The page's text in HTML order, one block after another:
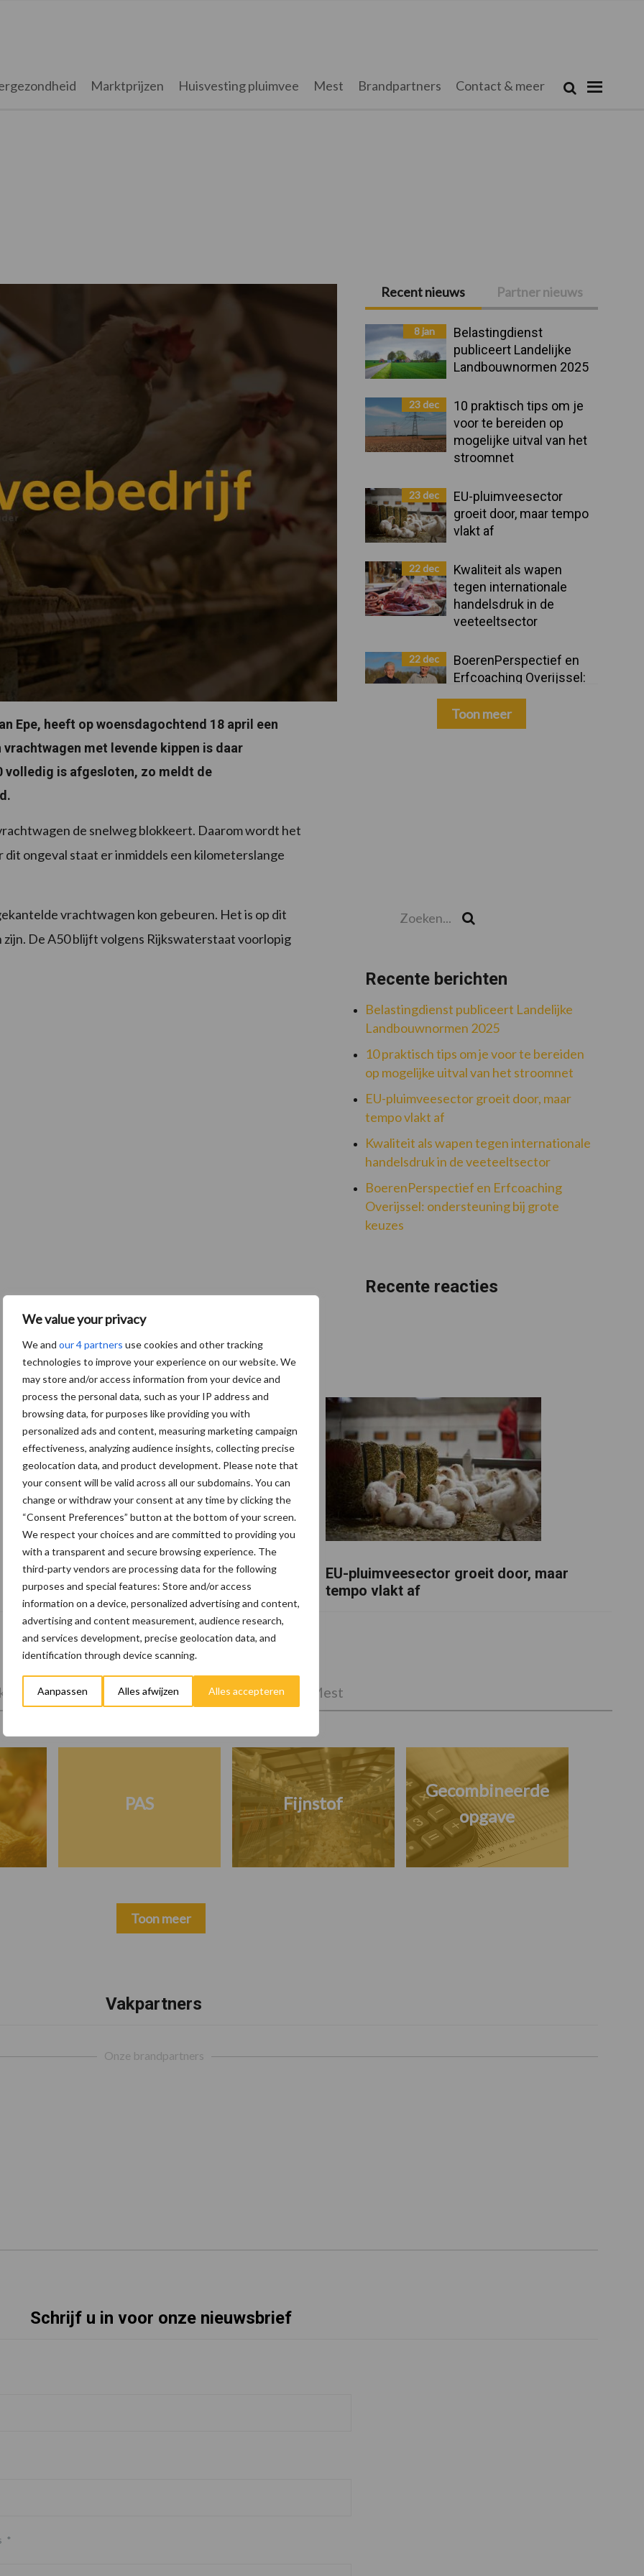
We value your privacy
We and our 4 partners use cookies and other tracking
technologies to improve your experience on our website. We
may store and/or access information from your device and
process the personal data, such as your IP address and
browsing data, for purposes like providing you with
personalized ads and content, measuring marketing campaign
effectiveness, analyzing audience insights, collecting precise
geolocation data, and product development. Please note that
your consent will be valid across all our subdomains. You can
change or withdraw your consent at any time by clicking the
“Consent Preferences” button at the bottom of your screen.
We respect your choices and are committed to providing you
with a transparent and secure browsing experience. The
third-party vendors are processing data for the following
purposes and special features: Store and/or access
information on a device, personalized advertising and content,
advertising and content measurement, audience research,
and services development, precise geolocation data, and
identification through device scanning.
Aanpassen Alles afwijzen Alles accepteren
Marktprijzen Huisvesting pluimvee Mest Brandpartners Contact & meer Zoek
Epe, heeft op woensdagochtend 18 april een
met levende kippen is daar
volledig is afgesloten, zo meldt de
de snelweg blokkeert. Daarom wordt het
ongeval staat er inmiddels een kilometerslange
vrachtwagen kon gebeuren. Het is op dit
De A50 blijft volgens Rijkswaterstaat voorlopig
Primaire
Sidebar
Recent nieuws Partner nieuws
8 jan
Belastingdienst
publiceert Landelijke
Landbouwnormen 2025
23 dec
10 praktisch tips om je
voor te bereiden op
mogelijke uitval van het
stroomnet
23 dec
EU-pluimveesector
groeit door, maar tempo
vlakt af
22 dec
Kwaliteit als wapen
tegen internationale
handelsdruk in de
veeteeltsector
22 dec
BoerenPerspectief en
Erfcoaching Overijssel:
ondersteuning bij grote
keuzes
Toon meer
Recente berichten
Belastingdienst publiceert Landelijke
Landbouwnormen 2025
10 praktisch tips om je voor te bereiden
op mogelijke uitval van het stroomnet
EU-pluimveesector groeit door, maar
tempo vlakt af
Kwaliteit als wapen tegen internationale
handelsdruk in de veeteeltsector
BoerenPerspectief en Erfcoaching
Overijssel: ondersteuning bij grote
keuzes
Recente reacties
10 praktisch tips om je voor te bereiden
op mogelijke uitval van het stroomnet
EU-pluimveesector groeit door, maar
tempo vlakt af
Kies uw pluimveetak Huisvesting Mest
PAS Fijnstof
Gecombineerde
opgave
Toon meer
Vakpartners
Onze brandpartners
Schrijf u in voor onze nieuwsbrief
*